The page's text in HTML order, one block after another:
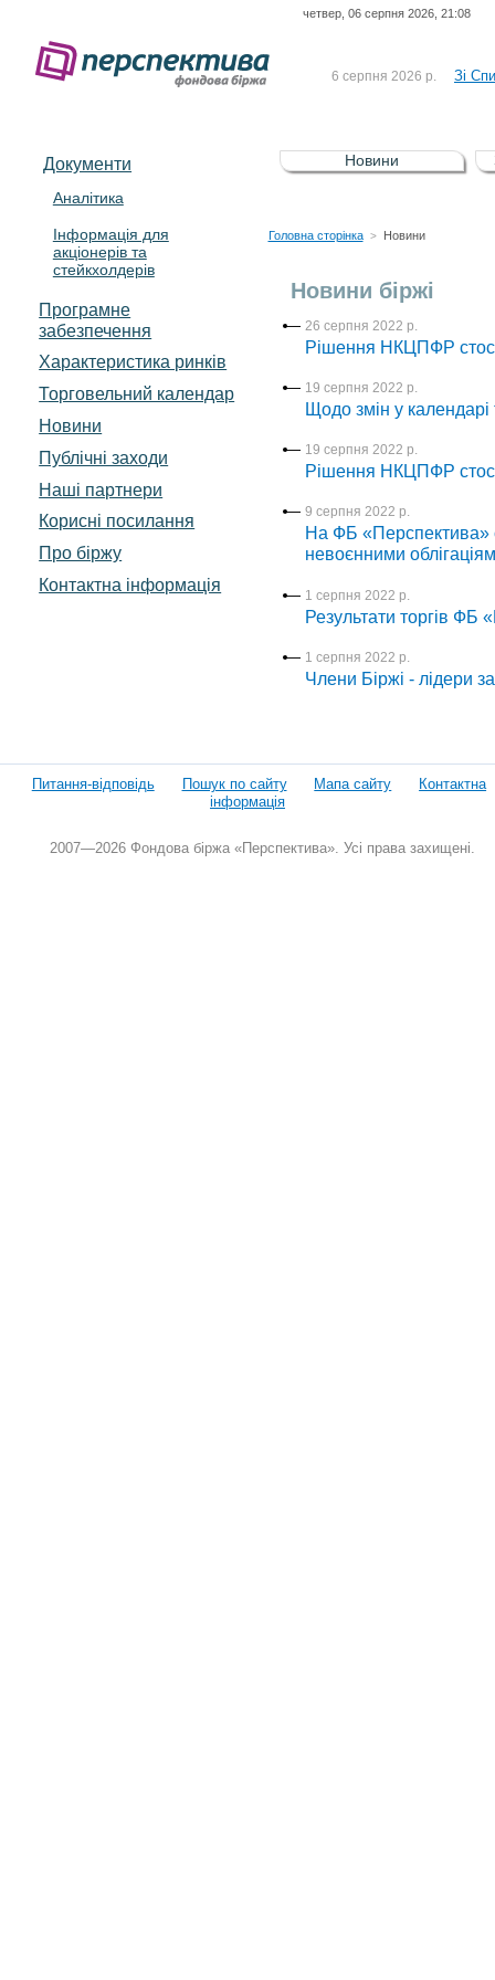
четвер, 06 серпня 2026, 21:08
6 серпня 2026 р. Зі
5 серпня 2026 р.
Зі
UA4000232607)
4 серпня 2026 р.
Документи
Аналітика
Інформація для
акціонерів та
стейкхолдерів
Програмне
забезпечення
Характеристика pинків
Торговельний календар
Новини
Публічні заходи
Наші партнери
Корисні посилання
Про біржу
Контактна інформація
Новини
Головна сторінка > Новини
Новини біржі
26 серпня 2022 р.
Рішення НКЦПФР
19 серпня 2022 р.
Щодо змін у
19 серпня 2022 р.
Рішення НКЦПФР
9 серпня 2022 р.
На ФБ «Перспектива»
невоєнними
1 серпня 2022 р.
Результати торгів ФБ
1 серпня 2022 р.
Члени Біржі - лідери
Питання-відповідь Пошук по сайту Мапа сайту
Контактна
інформація
2007—2026 Фондова біржа «Перспектива». Усі права захищені.